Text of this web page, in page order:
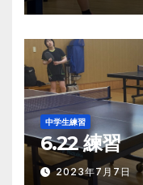
中学生練習
6.22 練習
2023年7月7日